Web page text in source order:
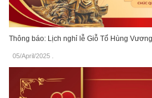
Thông báo: Lịch nghỉ lễ Giỗ Tổ Hùng
05/April/2025